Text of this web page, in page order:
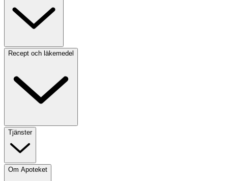
Recept och läkemedel
Tjänster
Om Apoteket